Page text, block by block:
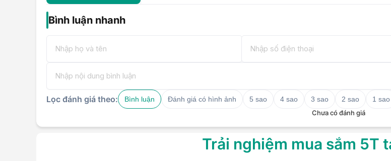
Bình luận nhanh
Lọc đánh giá theo: Bình luận Đánh giá có hình ảnh 5 sao 4 sao 3 sao 2 sao
1 sao
Chưa có đánh giá
Trải nghiệm mua sắm 5T